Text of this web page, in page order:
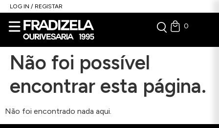
LOG IN / REGISTAR
0
Não foi possível
encontrar esta página.
Não foi encontrado nada aqui.